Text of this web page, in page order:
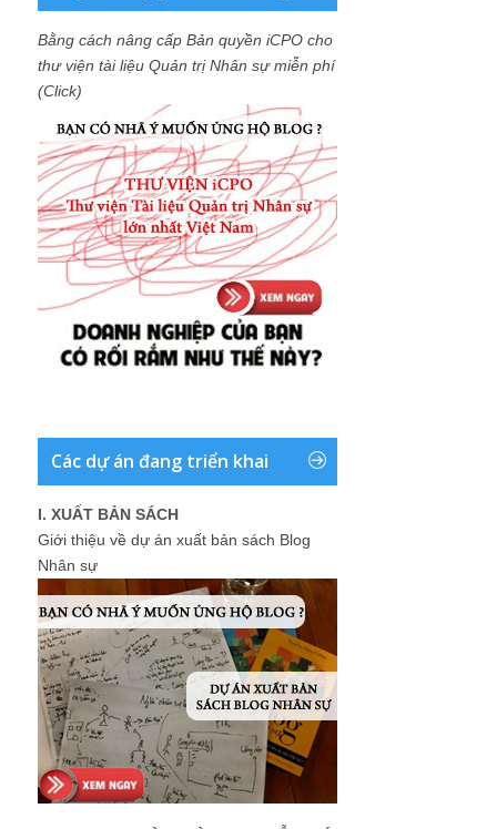
Bằng cách nâng cấp Bản quyền iCPO cho
thư viện tài liệu Quản trị Nhân sự miễn phí
(Click)
Các dự án đang triển khai
I. XUẤT BẢN SÁCH
Giới thiệu về dự án xuất bản sách Blog
Nhân sự